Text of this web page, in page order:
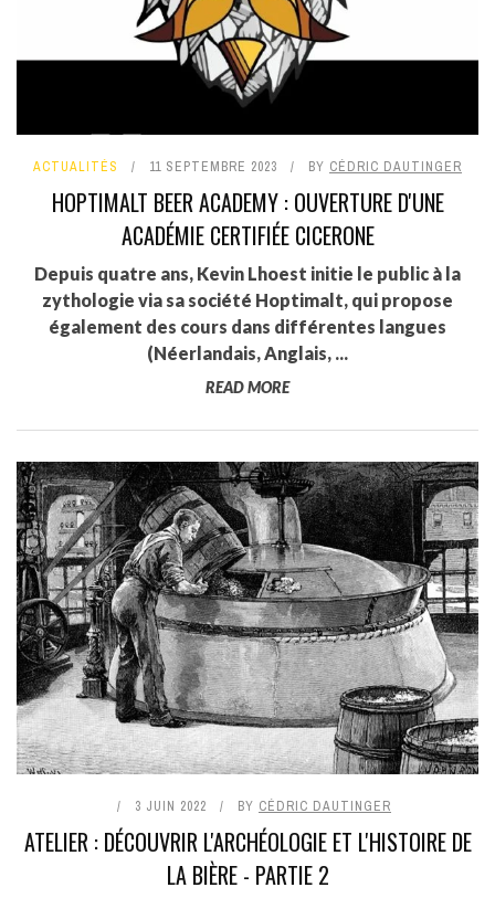
ACTUALITÉS 11 SEPTEMBRE 2023 BY CÉDRIC DAUTINGER
HOPTIMALT BEER ACADEMY : OUVERTURE D'UNE
ACADÉMIE CERTIFIÉE CICERONE
Depuis quatre ans, Kevin Lhoest initie le public à la
zythologie via sa société Hoptimalt, qui propose
également des cours dans différentes langues
(Néerlandais, Anglais, ...
READ MORE
3 JUIN 2022 BY CÉDRIC DAUTINGER
ATELIER : DÉCOUVRIR L'ARCHÉOLOGIE ET L'HISTOIRE DE
LA BIÈRE - PARTIE 2